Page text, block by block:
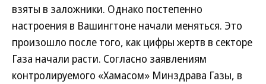
взяты в заложники. Однако постепенно
настроения в Вашингтоне начали меняться. Это
произошло после того, как цифры жертв в секторе
Газа начали расти. Согласно заявлениям
контролируемого «Хамасом» Минздрава Газы, в